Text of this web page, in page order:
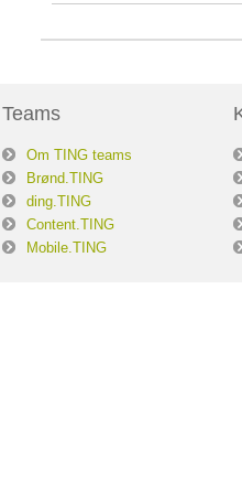
Teams
Om TING teams
Brønd.TING
ding.TING
Content.TING
Mobile.TING